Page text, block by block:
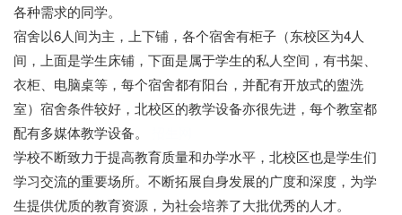
各种需求的同学。
宿舍以6人间为主，上下铺，各个宿舍有柜子（东校区为4人
间，上面是学生床铺，下面是属于学生的私人空间，有书架、
衣柜、电脑桌等，每个宿舍都有阳台，并配有开放式的盥洗
室）宿舍条件较好，北校区的教学设备亦很先进，每个教室都
配有多媒体教学设备。
学校不断致力于提高教育质量和办学水平，北校区也是学生们
学习交流的重要场所。不断拓展自身发展的广度和深度，为学
生提供优质的教育资源，为社会培养了大批优秀的人才。